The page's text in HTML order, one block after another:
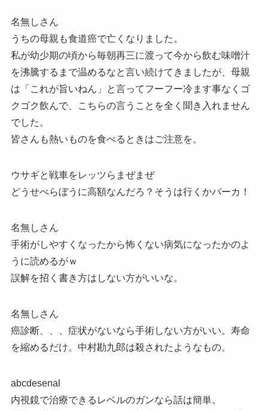
名無しさん
うちの母親も食道癌で亡くなりました。
私が幼少期の頃から毎朝再三に渡って今から飲む味噌汁
を沸騰するまで温めるなと言い続けてきましたが、母親
は「これが旨いねん」と言ってフーフー冷ます事なくゴ
クゴク飲んで、こちらの言うことを全く聞き入れません
でした。
皆さんも熱いものを食べるときはご注意を。
ウサギと戦車をレッツらまぜまぜ
どうせべらぼうに高額なんだろ？そうは行くかバーカ！
名無しさん
手術がしやすくなったから怖くない病気になったかのよ
うに読めるがｗ
誤解を招く書き方はしない方がいいな。
名無しさん
癌診断、、、症状がないなら手術しない方がいい。寿命
を縮めるだけ。中村勘九郎は殺されたようなもの。
abcdesenal
内視鏡で治療できるレベルのガンなら話は簡単。